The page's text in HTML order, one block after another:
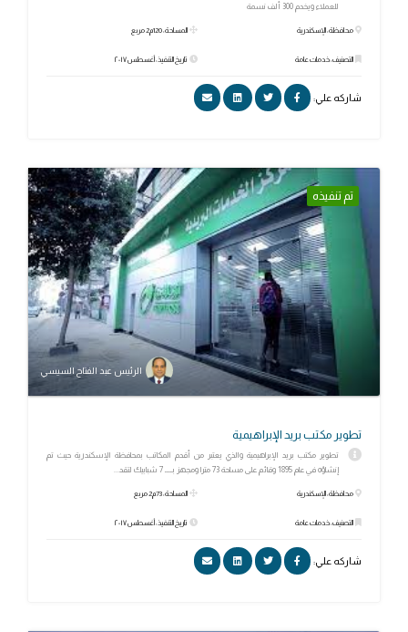
للعملاء ويخدم 300 ألف نسمة
محافظة: الإسكندرية
التصنيف: خدمات عامة
المساحة: 120م2 مربع
تاريخ التنفيذ: أغسطس ٢٠١٧
شاركه علي:
تم تنفيذه
الرئيس عبد الفتاح السيسي
تطوير مكتب بريد الإبراهيمية
تطوير مكتب بريد الإبراهيمية والذي يعتبر من أقدم المكاتب بمحافظة الإسكندرية حيث تم
إنشاؤه في عام 1895 وقائم على مساحة 73 مترا ومجهز بــــ 7 شبابيك لتقد...
محافظة: الإسكندرية
التصنيف: خدمات عامة
المساحة: 73م2 مربع
تاريخ التنفيذ: أغسطس ٢٠١٧
شاركه علي: